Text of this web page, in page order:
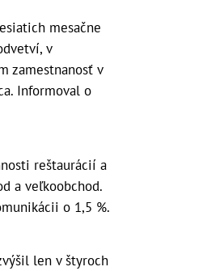
mesačne
v
zamestnanosť v
Informoval o
reštaurácií a
a veľkoobchod.
o 1,5 %.
len v štyroch